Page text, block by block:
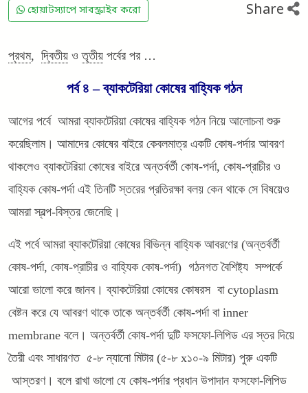
হোয়াটস্যাপে সাবস্ক্রাইব করো Share
প্রথম, দ্বিতীয় ওতৃতীয় পর্বের পর …
পর্ব ৪ – ব্যাকটেরিয়া কোষের বাহ্যিক গঠন
আগের পর্বে আমরা ব্যাকটেরিয়া কোষের বাহ্যিক গঠন নিয়ে আলোচনা শুরু
করেছিলাম। আমাদের কোষের বাইরে কেবলমাত্র একটি কোষ-পর্দার আবরণ
থাকলেও ব্যাকটেরিয়া কোষের বাইরে অন্তর্বর্তী কোষ-পর্দা, কোষ-প্রাচীর ও
বাহ্যিক কোষ-পর্দা এই তিনটি স্তরের প্রতিরক্ষা বলয় কেন থাকে সে বিষয়েও
আমরা স্বল্প-বিস্তর জেনেছি।
এই পর্বে আমরা ব্যাকটেরিয়া কোষের বিভিন্ন বাহ্যিক আবরণের (অন্তর্বর্তী
কোষ-পর্দা, কোষ-প্রাচীর ও বাহ্যিক কোষ-পর্দা) গঠনগত বৈশিষ্ট্য সম্পর্কে
আরো ভালো করে জানব। ব্যাকটেরিয়া কোষের কোষরস বা cytoplasm
বেষ্টন করে যে আবরণ থাকে তাকে অন্তর্বর্তী কোষ-পর্দা বা inner
membrane বলে। অন্তর্বর্তী কোষ-পর্দা দুটি ফসফো-লিপিড এর স্তর দিয়ে
তৈরী এবং সাধারণত ৫-৮ ন্যানো মিটার (৫-৮ x১০-৯ মিটার) পুরু একটি
আস্তরণ। বলে রাখা ভালো যে কোষ-পর্দার প্রধান উপাদান ফসফো-লিপিড